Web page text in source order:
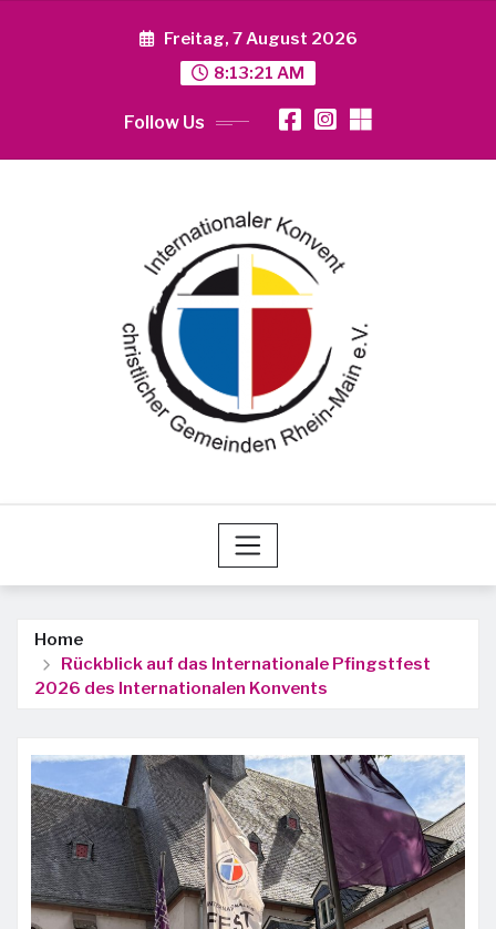
Freitag, 7 August 2026
8:13:22 AM
Follow Us
Home
Rückblick auf das Internationale Pfingstfest
2026 des Internationalen Konvents